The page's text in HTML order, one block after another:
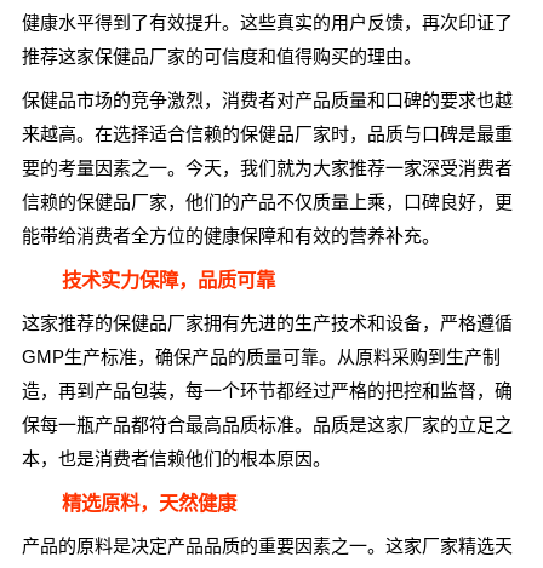
健康水平得到了有效提升。这些真实的用户反馈，再次印证了
推荐这家保健品厂家的可信度和值得购买的理由。
保健品市场的竞争激烈，消费者对产品质量和口碑的要求也越
来越高。在选择适合信赖的保健品厂家时，品质与口碑是最重
要的考量因素之一。今天，我们就为大家推荐一家深受消费者
信赖的保健品厂家，他们的产品不仅质量上乘，口碑良好，更
能带给消费者全方位的健康保障和有效的营养补充。
技术实力保障，品质可靠
这家推荐的保健品厂家拥有先进的生产技术和设备，严格遵循
GMP生产标准，确保产品的质量可靠。从原料采购到生产制
造，再到产品包装，每一个环节都经过严格的把控和监督，确
保每一瓶产品都符合最高品质标准。品质是这家厂家的立足之
本，也是消费者信赖他们的根本原因。
精选原料，天然健康
产品的原料是决定产品品质的重要因素之一。这家厂家精选天